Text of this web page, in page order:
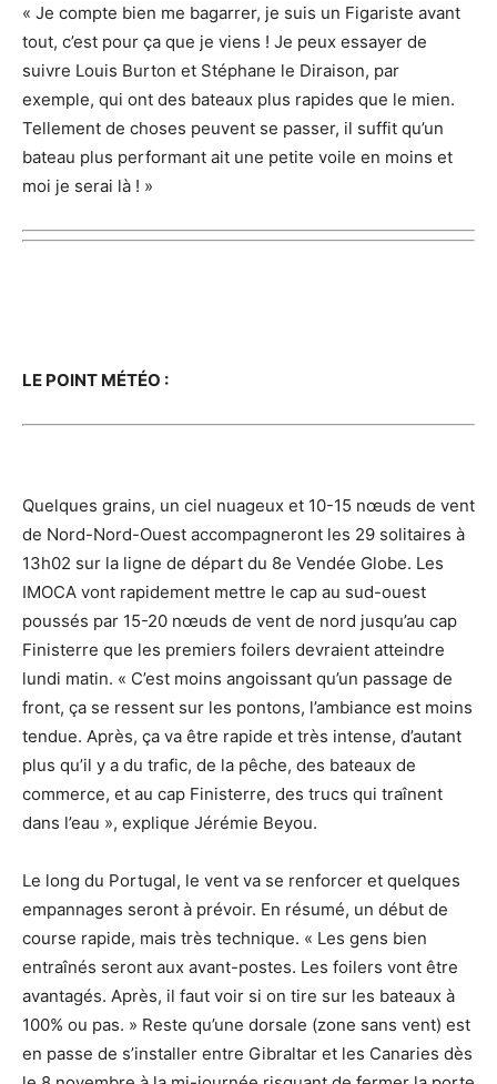
« Je compte bien me bagarrer, je suis un Figariste avant
tout, c’est pour ça que je viens ! Je peux essayer de
suivre Louis Burton et Stéphane le Diraison, par
exemple, qui ont des bateaux plus rapides que le mien.
Tellement de choses peuvent se passer, il suffit qu’un
bateau plus performant ait une petite voile en moins et
moi je serai là ! »
LE POINT MÉTÉO :
Quelques grains, un ciel nuageux et 10-15 nœuds de vent
de Nord-Nord-Ouest accompagneront les 29 solitaires à
13h02 sur la ligne de départ du 8e Vendée Globe. Les
IMOCA vont rapidement mettre le cap au sud-ouest
poussés par 15-20 nœuds de vent de nord jusqu’au cap
Finisterre que les premiers foilers devraient atteindre
lundi matin. « C’est moins angoissant qu’un passage de
front, ça se ressent sur les pontons, l’ambiance est moins
tendue. Après, ça va être rapide et très intense, d’autant
plus qu’il y a du trafic, de la pêche, des bateaux de
commerce, et au cap Finisterre, des trucs qui traînent
dans l’eau », explique Jérémie Beyou.
Le long du Portugal, le vent va se renforcer et quelques
empannages seront à prévoir. En résumé, un début de
course rapide, mais très technique. « Les gens bien
entraînés seront aux avant-postes. Les foilers vont être
avantagés. Après, il faut voir si on tire sur les bateaux à
100% ou pas. » Reste qu’une dorsale (zone sans vent) est
en passe de s’installer entre Gibraltar et les Canaries dès